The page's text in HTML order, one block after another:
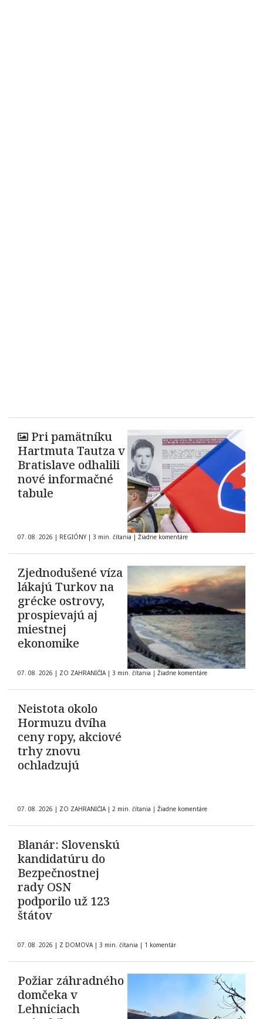
Pri pamätníku
Hartmuta Tautza v
Bratislave odhalili
nové informačné
tabule
07. 08. 2026 | REGIÓNY | 3 min. čítania | Žiadne komentáre
Zjednodušené víza
lákajú Turkov na
grécke ostrovy,
prospievajú aj
miestnej
ekonomike
07. 08. 2026 | ZO ZAHRANIČIA | 3 min. čítania | Žiadne komentáre
Neistota okolo
Hormuzu dvíha
ceny ropy, akciové
trhy znovu
ochladzujú
07. 08. 2026 | ZO ZAHRANIČIA | 2 min. čítania | Žiadne komentáre
Blanár: Slovenskú
kandidatúru do
Bezpečnostnej
rady OSN
podporilo už 123
štátov
07. 08. 2026 | Z DOMOVA | 3 min. čítania | 1 komentár
Požiar záhradného
domčeka v
Lehniciach